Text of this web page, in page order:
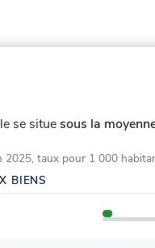
se situesous la
2025, taux pour 1 000
BIENS